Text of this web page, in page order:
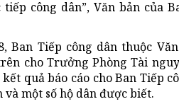
công dân”, Văn bản của
Ban Tiếp công dân thuộc
cho Trưởng Phòng Tài
quả báo cáo cho Ban Tiếp
và một số hộ dân được biết.